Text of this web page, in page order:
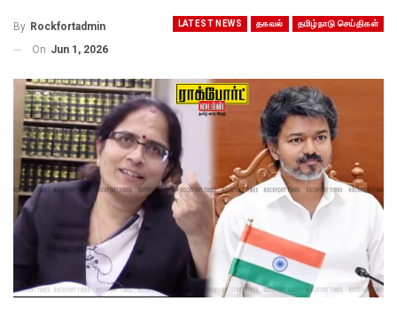
LATEST NEWS தகவல் தமிழ்நாடு செய்திகள்
By Rockfortadmin
On Jun 1, 2026